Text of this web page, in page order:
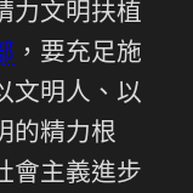
力文明扶植
，要充足施
文明人、以
的精力根
會主義進步